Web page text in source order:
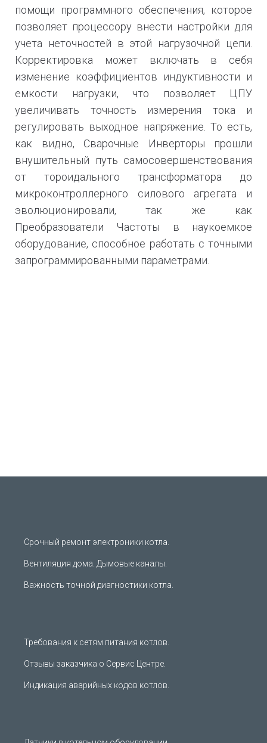
помощи программного обеспечения, которое
позволяет процессору внести настройки для
учета неточностей в этой нагрузочной цепи.
Корректировка может включать в себя
изменение коэффициентов индуктивности и
емкости нагрузки, что позволяет ЦПУ
увеличивать точность измерения тока и
регулировать выходное напряжение. То есть,
как видно, Сварочные Инверторы прошли
внушительный путь самосовершенствования
от тороидального трансформатора до
микроконтроллерного силового агрегата и
эволюционировали, так же как
Преобразователи Частоты в наукоемкое
оборудование, способное работать с точными
запрограммированными параметрами.
Срочный ремонт электроники котла.
Вентиляция дома. Дымовые каналы.
Важность точной диагностики котла.
Требования к сетям питания котлов.
Отзывы заказчика о Сервис Центре.
Индикация аварийных кодов котлов.